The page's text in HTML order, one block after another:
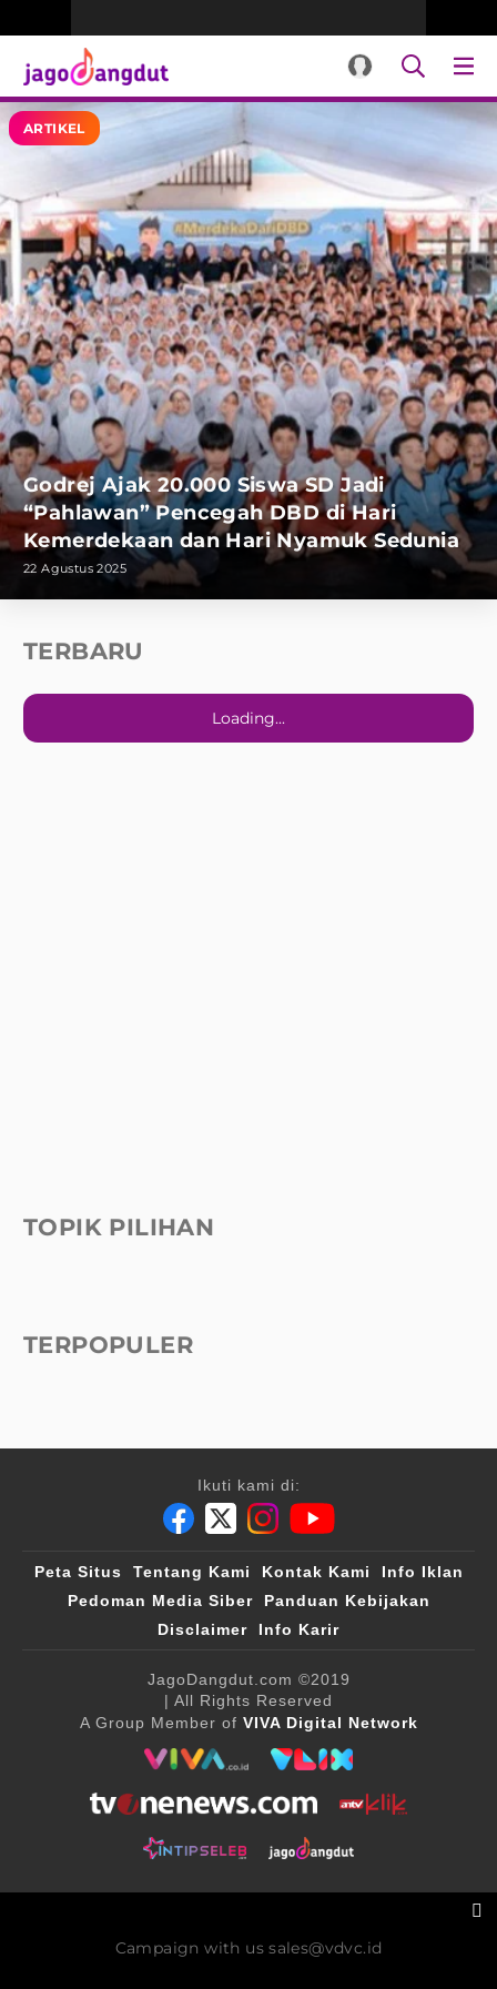
ARTIKEL
Godrej Ajak 20.000 Siswa SD Jadi
“Pahlawan” Pencegah DBD di Hari
Kemerdekaan dan Hari Nyamuk Sedunia
22 Agustus 2025
TERBARU
Loading...
TOPIK PILIHAN
TERPOPULER
Ikuti kami di:
Peta Situs Tentang Kami Kontak Kami
Info Iklan
Pedoman Media Siber
Panduan Kebijakan
Disclaimer
Info Karir
JagoDangdut.com ©2019
| All Rights Reserved
A Group Member of VIVA Digital Network
